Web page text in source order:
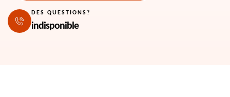
DES QUESTIONS?
indisponible